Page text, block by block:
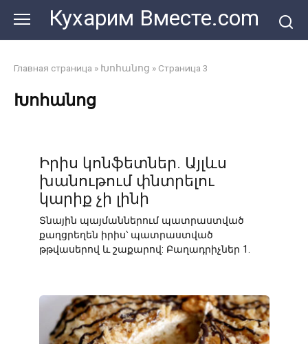
контенту
Кухарим Вместе.com
Главная страница » Խոհանոց » Страница 3
Խոհանոց
Իրիս կոնֆետներ. Այլևս
խանութում փնտրելու
կարիք չի լինի
Տնային պայմաններում պատրաստված
քաղցրեղեն իրիս՝ պատրաստված
թթվասերով և շաքարով: Բաղադրիչներ 1.